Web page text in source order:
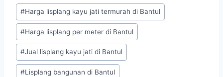
#Harga lisplang kayu jati termurah di Bantul
#Harga lisplang per meter di Bantul
#Jual lisplang kayu jati di Bantul
#Lisplang bangunan di Bantul